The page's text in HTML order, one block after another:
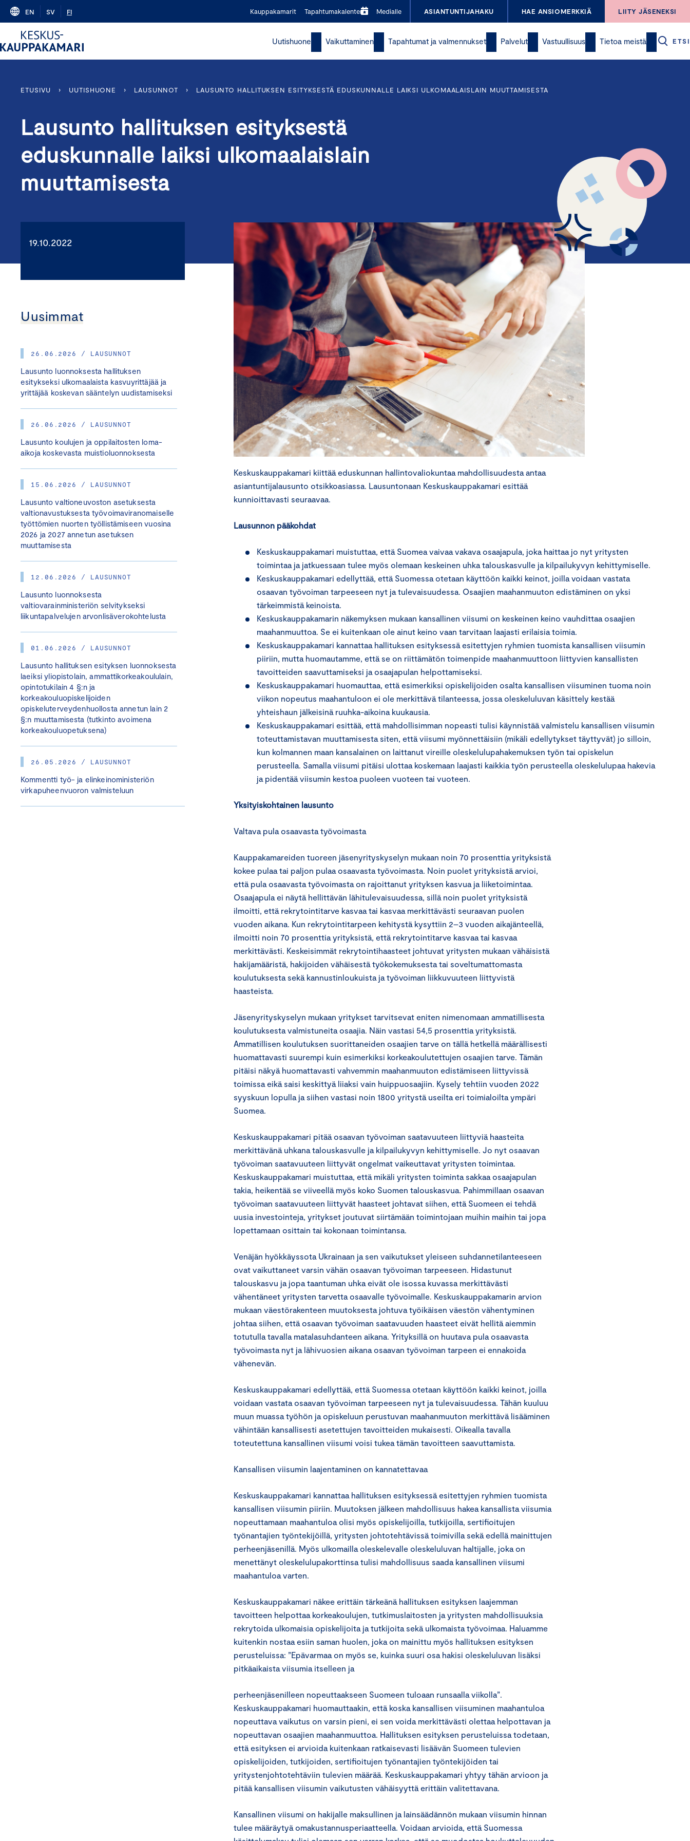
Skip
content
EN SV FI Kauppakamarit Tapahtumakalenteri Medialle ASIANTUNTIJAHAKU HAE ANSIOMERKKIÄ LIITY JÄSENEKSI
Uutishuone Vaikuttaminen Tapahtumat ja valmennukset Palvelut Vastuullisuus Tietoa meistä ETSI
ETUSIVU › UUTISHUONE › LAUSUNNOT › LAUSUNTO HALLITUKSEN ESITYKSESTÄ EDUSKUNNALLE LAIKSI ULKOMAALAISLAIN MUUTTAMISESTA
Lausunto hallituksen esityksestä
eduskunnalle laiksi ulkomaalaislain
muuttamisesta
19.10.2022
Uusimmat
26.06.2026 / LAUSUNNOT
Lausunto luonnoksesta hallituksen
esitykseksi ulkomaalaista kasvuyrittäjää ja
yrittäjää koskevan sääntelyn uudistamiseksi
26.06.2026 / LAUSUNNOT
Lausunto koulujen ja oppilaitosten loma-
aikoja koskevasta muistioluonnoksesta
15.06.2026 / LAUSUNNOT
Lausunto valtioneuvoston asetuksesta
valtionavustuksesta työvoimaviranomaiselle
työttömien nuorten työllistämiseen vuosina
2026 ja 2027 annetun asetuksen
muuttamisesta
12.06.2026 / LAUSUNNOT
Lausunto luonnoksesta
valtiovarainministeriön selvitykseksi
liikuntapalvelujen arvonlisäverokohtelusta
01.06.2026 / LAUSUNNOT
Lausunto hallituksen esityksen luonnoksesta
laeiksi yliopistolain, ammattikorkeakoululain,
opintotukilain 4 §:n ja
korkeakouluopiskelijoiden
opiskeluterveydenhuollosta annetun lain 2
§:n muuttamisesta (tutkinto avoimena
korkeakouluopetuksena)
26.05.2026 / LAUSUNNOT
Kommentti työ- ja elinkeinoministeriön
virkapuheenvuoron valmisteluun
Keskuskauppakamari kiittää eduskunnan hallintovaliokuntaa mahdollisuudesta antaa
asiantuntijalausunto otsikkoasiassa. Lausuntonaan Keskuskauppakamari esittää
kunnioittavasti seuraavaa.
Lausunnon pääkohdat
Keskuskauppakamari muistuttaa, että Suomea vaivaa vakava osaajapula, joka haittaa jo nyt yritysten
toimintaa ja jatkuessaan tulee myös olemaan keskeinen uhka talouskasvulle ja kilpailukyvyn kehittymiselle.
Keskuskauppakamari edellyttää, että Suomessa otetaan käyttöön kaikki keinot, joilla voidaan vastata
osaavan työvoiman tarpeeseen nyt ja tulevaisuudessa. Osaajien maahanmuuton edistäminen on yksi
tärkeimmistä keinoista.
Keskuskauppakamarin näkemyksen mukaan kansallinen viisumi on keskeinen keino vauhdittaa osaajien
maahanmuuttoa. Se ei kuitenkaan ole ainut keino vaan tarvitaan laajasti erilaisia toimia.
Keskuskauppakamari kannattaa hallituksen esityksessä esitettyjen ryhmien tuomista kansallisen viisumin
piiriin, mutta huomautamme, että se on riittämätön toimenpide maahanmuuttoon liittyvien kansallisten
tavoitteiden saavuttamiseksi ja osaajapulan helpottamiseksi.
Keskuskauppakamari huomauttaa, että esimerkiksi opiskelijoiden osalta kansallisen viisuminen tuoma noin
viikon nopeutus maahantuloon ei ole merkittävä tilanteessa, jossa oleskeluluvan käsittely kestää
yhteishaun jälkeisinä ruuhka-aikoina kuukausia.
Keskuskauppakamari esittää, että mahdollisimman nopeasti tulisi käynnistää valmistelu kansallisen viisumin
toteuttamistavan muuttamisesta siten, että viisumi myönnettäisiin (mikäli edellytykset täyttyvät) jo silloin,
kun kolmannen maan kansalainen on laittanut vireille oleskelulupahakemuksen työn tai opiskelun
perusteella. Samalla viisumi pitäisi ulottaa koskemaan laajasti kaikkia työn perusteella oleskelulupaa hakevia
ja pidentää viisumin kestoa puoleen vuoteen tai vuoteen.
Yksityiskohtainen lausunto
Valtava pula osaavasta työvoimasta
Kauppakamareiden tuoreen jäsenyrityskyselyn mukaan noin 70 prosenttia yrityksistä
kokee pulaa tai paljon pulaa osaavasta työvoimasta. Noin puolet yrityksistä arvioi,
että pula osaavasta työvoimasta on rajoittanut yrityksen kasvua ja liiketoimintaa.
Osaajapula ei näytä hellittävän lähitulevaisuudessa, sillä noin puolet yrityksistä
ilmoitti, että rekrytointitarve kasvaa tai kasvaa merkittävästi seuraavan puolen
vuoden aikana. Kun rekrytointitarpeen kehitystä kysyttiin 2–3 vuoden aikajänteellä,
ilmoitti noin 70 prosenttia yrityksistä, että rekrytointitarve kasvaa tai kasvaa
merkittävästi. Keskeisimmät rekrytointihaasteet johtuvat yritysten mukaan vähäisistä
hakijamääristä, hakijoiden vähäisestä työkokemuksesta tai soveltumattomasta
koulutuksesta sekä kannustinloukuista ja työvoiman liikkuvuuteen liittyvistä
haasteista.
Jäsenyrityskyselyn mukaan yritykset tarvitsevat eniten nimenomaan ammatillisesta
koulutuksesta valmistuneita osaajia. Näin vastasi 54,5 prosenttia yrityksistä.
Ammatillisen koulutuksen suorittaneiden osaajien tarve on tällä hetkellä määrällisesti
huomattavasti suurempi kuin esimerkiksi korkeakoulutettujen osaajien tarve. Tämän
pitäisi näkyä huomattavasti vahvemmin maahanmuuton edistämiseen liittyvissä
toimissa eikä saisi keskittyä liiaksi vain huippuosaajiin. Kysely tehtiin vuoden 2022
syyskuun lopulla ja siihen vastasi noin 1800 yritystä useilta eri toimialoilta ympäri
Suomea.
Keskuskauppakamari pitää osaavan työvoiman saatavuuteen liittyviä haasteita
merkittävänä uhkana talouskasvulle ja kilpailukyvyn kehittymiselle. Jo nyt osaavan
työvoiman saatavuuteen liittyvät ongelmat vaikeuttavat yritysten toimintaa.
Keskuskauppakamari muistuttaa, että mikäli yritysten toiminta sakkaa osaajapulan
takia, heikentää se viiveellä myös koko Suomen talouskasvua. Pahimmillaan osaavan
työvoiman saatavuuteen liittyvät haasteet johtavat siihen, että Suomeen ei tehdä
uusia investointeja, yritykset joutuvat siirtämään toimintojaan muihin maihin tai jopa
lopettamaan osittain tai kokonaan toimintansa.
Venäjän hyökkäyssota Ukrainaan ja sen vaikutukset yleiseen suhdannetilanteeseen
ovat vaikuttaneet varsin vähän osaavan työvoiman tarpeeseen. Hidastunut
talouskasvu ja jopa taantuman uhka eivät ole isossa kuvassa merkittävästi
vähentäneet yritysten tarvetta osaavalle työvoimalle. Keskuskauppakamarin arvion
mukaan väestörakenteen muutoksesta johtuva työikäisen väestön vähentyminen
johtaa siihen, että osaavan työvoiman saatavuuden haasteet eivät hellitä aiemmin
totutulla tavalla matalasuhdanteen aikana. Yrityksillä on huutava pula osaavasta
työvoimasta nyt ja lähivuosien aikana osaavan työvoiman tarpeen ei ennakoida
vähenevän.
Keskuskauppakamari edellyttää, että Suomessa otetaan käyttöön kaikki keinot, joilla
voidaan vastata osaavan työvoiman tarpeeseen nyt ja tulevaisuudessa. Tähän kuuluu
muun muassa työhön ja opiskeluun perustuvan maahanmuuton merkittävä lisääminen
vähintään kansallisesti asetettujen tavoitteiden mukaisesti. Oikealla tavalla
toteutettuna kansallinen viisumi voisi tukea tämän tavoitteen saavuttamista.
Kansallisen viisumin laajentaminen on kannatettavaa
Keskuskauppakamari kannattaa hallituksen esityksessä esitettyjen ryhmien tuomista
kansallisen viisumin piiriin. Muutoksen jälkeen mahdollisuus hakea kansallista viisumia
nopeuttamaan maahantuloa olisi myös opiskelijoilla, tutkijoilla, sertifioitujen
työnantajien työntekijöillä, yritysten johtotehtävissä toimivilla sekä edellä mainittujen
perheenjäsenillä. Myös ulkomailla oleskelevalle oleskeluluvan haltijalle, joka on
menettänyt oleskelulupakorttinsa tulisi mahdollisuus saada kansallinen viisumi
maahantuloa varten.
Keskuskauppakamari näkee erittäin tärkeänä hallituksen esityksen laajemman
tavoitteen helpottaa korkeakoulujen, tutkimuslaitosten ja yritysten mahdollisuuksia
rekrytoida ulkomaisia opiskelijoita ja tutkijoita sekä ulkomaista työvoimaa. Haluamme
kuitenkin nostaa esiin saman huolen, joka on mainittu myös hallituksen esityksen
perusteluissa: ”Epävarmaa on myös se, kuinka suuri osa hakisi oleskeluluvan lisäksi
pitkäaikaista viisumia itselleen ja
perheenjäsenilleen nopeuttaakseen Suomeen tuloaan runsaalla viikolla”.
Keskuskauppakamari huomauttaakin, että koska kansallisen viisuminen maahantuloa
nopeuttava vaikutus on varsin pieni, ei sen voida merkittävästi olettaa helpottavan ja
nopeuttavan osaajien maahanmuuttoa. Hallituksen esityksen perusteluissa todetaan,
että esityksen ei arvioida kuitenkaan ratkaisevasti lisäävän Suomeen tulevien
opiskelijoiden, tutkijoiden, sertifioitujen työnantajien työntekijöiden tai
yritystenjohtotehtäviin tulevien määrää. Keskuskauppakamari yhtyy tähän arvioon ja
pitää kansallisen viisumin vaikutusten vähäisyyttä erittäin valitettavana.
Kansallinen viisumi on hakijalle maksullinen ja lainsäädännön mukaan viisumin hinnan
tulee määräytyä omakustannusperiaatteella. Voidaan arvioida, että Suomessa